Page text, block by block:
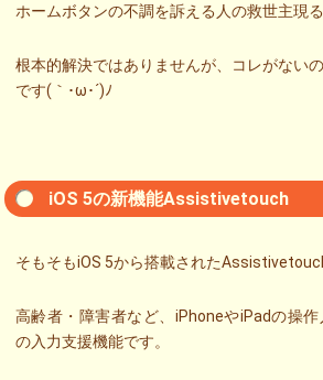
ホームボタンの不調を訴える人の救世主現る
根本的解決ではありませんが、コレがない
です(｀･ω･´)ﾉ
iOS 5の新機能Assistivetouch
そもそもiOS 5から搭載された
高齢者・障害者など、iPhoneやiPadの操
の入力支援機能です。